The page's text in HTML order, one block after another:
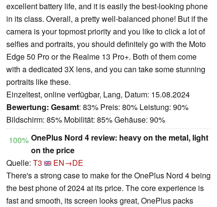
excellent battery life, and it is easily the best-looking phone
in its class. Overall, a pretty well-balanced phone! But if the
camera is your topmost priority and you like to click a lot of
selfies and portraits, you should definitely go with the Moto
Edge 50 Pro or the Realme 13 Pro+. Both of them come
with a dedicated 3X lens, and you can take some stunning
portraits like these.
Einzeltest, online verfügbar, Lang, Datum: 15.08.2024
Bewertung: Gesamt: 83% Preis: 80% Leistung: 90%
Bildschirm: 85% Mobilität: 85% Gehäuse: 90%
100% OnePlus Nord 4 review: heavy on the metal, light
on the price
Quelle: T3
EN→DE
There's a strong case to make for the OnePlus Nord 4 being
the best phone of 2024 at its price. The core experience is
fast and smooth, its screen looks great, OnePlus packs